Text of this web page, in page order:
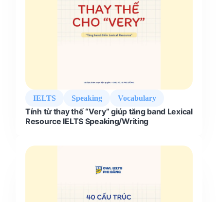
IELTS Speaking Vocabulary
Tính từ thay thế “Very” giúp tăng band Lexical
Resource IELTS Speaking/Writing